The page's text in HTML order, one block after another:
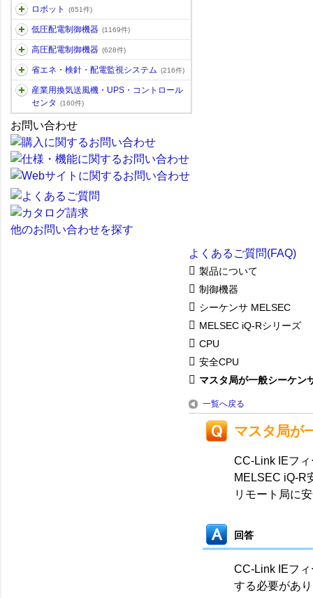
ロボット (651件)
低圧配電制御機器 (1169件)
高圧配電制御機器 (628件)
省エネ・検針・配電監視システム (216件)
産業用換気送風機・UPS・コントロール
センタ
(160件)
お問い合わせ
他のお問い合わせを探す
よくあるご質問(FAQ)
製品について
制御機器
シーケンサ MELSEC
MELSEC iQ-Rシリーズ
CPU
安全CPU
マスタ局が一般シーケン
一覧へ戻る
マスタ局が
CC-Link IEフ
MELSEC iQ-R
リモート局に
回答
CC-Link IEフ
する必要があ